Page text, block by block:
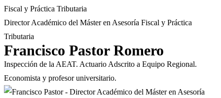
Director Académico del Máster en Asesoría Fiscal y Práctica
Tributaria
Francisco Pastor Romero
Inspección de la AEAT. Actuario Adscrito a Equipo Regional.
Economista y profesor universitario.